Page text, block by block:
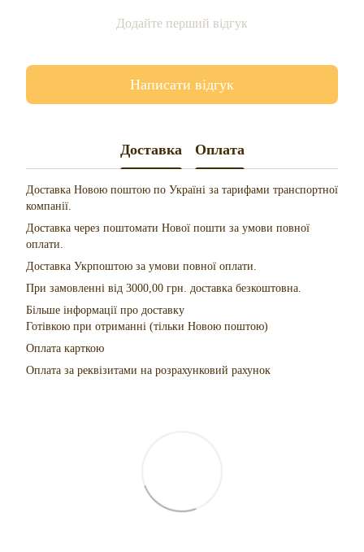
Додайте перший відгук
Написати відгук
Доставка Оплата
Доставка Новою поштою по Україні за тарифами транспортної
компанії.
Доставка через поштомати Нової пошти за умови повної
оплати.
Доставка Укрпоштою за умови повної оплати.
При замовленні від 3000,00 грн. доставка безкоштовна.
Більше інформації про доставку
Готівкою при отриманні (тільки Новою поштою)
Оплата карткою
Оплата за реквізитами на розрахунковий рахунок